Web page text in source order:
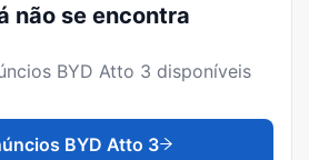
não se encontra
BYD Atto 3 disponíveis
BYD Atto 3